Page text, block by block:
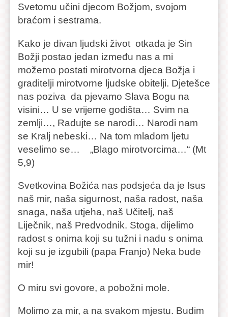
Svetomu učini djecom Božjom, svojom
braćom i sestrama.
Kako je divan ljudski život otkada je Sin
Božji postao jedan između nas a mi
možemo postati mirotvorna djeca Božja i
graditelji mirotvorne ljudske obitelji. Djetešce
nas poziva da pjevamo Slava Bogu na
visini… U se vrijeme godišta… Svim na
zemlji…, Radujte se narodi… Narodi nam
se Kralj nebeski… Na tom mladom ljetu
veselimo se… „Blago mirotvorcima…“ (Mt
5,9)
Svetkovina Božića nas podsjeća da je Isus
naš mir, naša sigurnost, naša radost, naša
snaga, naša utjeha, naš Učitelj, naš
Liječnik, naš Predvodnik. Stoga, dijelimo
radost s onima koji su tužni i nadu s onima
koji su je izgubili (papa Franjo) Neka bude
mir!
O miru svi govore, a pobožni mole.
Molimo za mir, a na svakom mjestu. Budim